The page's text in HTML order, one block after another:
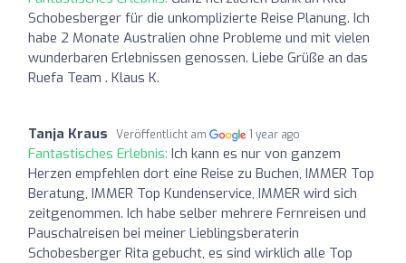
Schobesberger für die unkomplizierte Reise Planung. Ich
habe 2 Monate Australien ohne Probleme und mit vielen
wunderbaren Erlebnissen genossen. Liebe Grüße an das
Ruefa Team . Klaus K.
Tanja Kraus Veröffentlicht am 1 year ago
Fantastisches Erlebnis: Ich kann es nur von ganzem
Herzen empfehlen dort eine Reise zu Buchen, IMMER Top
Beratung, IMMER Top Kundenservice, IMMER wird sich
zeitgenommen. Ich habe selber mehrere Fernreisen und
Pauschalreisen bei meiner Lieblingsberaterin
Schobesberger Rita gebucht, es sind wirklich alle Top